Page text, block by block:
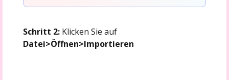
Schritt 2: Klicken Sie auf
Datei>Öffnen>Importieren